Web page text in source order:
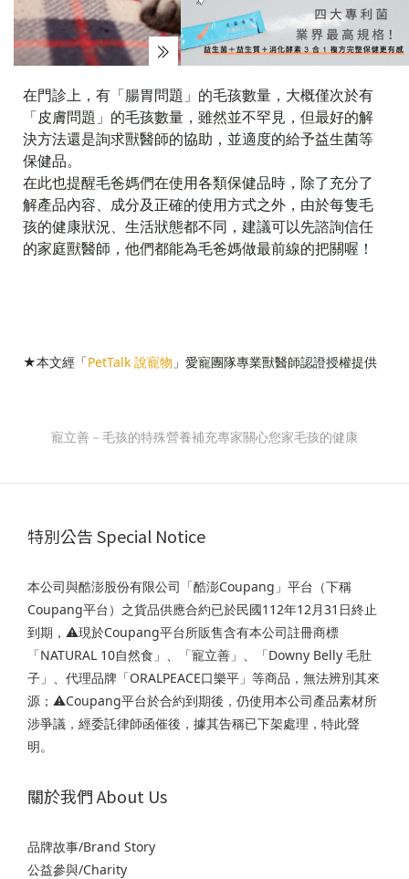
在門診上，有「腸胃問題」的毛孩數量，大概僅次於有
「皮膚問題」的毛孩數量，雖然並不罕見，但最好的解
決方法還是詢求獸醫師的協助，並適度的給予益生菌等
保健品。
在此也提醒毛爸媽們在使用各類保健品時，除了充分了
解產品內容、成分及正確的使用方式之外，由於每隻毛
孩的健康狀況、生活狀態都不同，建議可以先諮詢信任
的家庭獸醫師，他們都能為毛爸媽做最前線的把關喔！
★本文經「PetTalk 說寵物 」愛寵團隊專業獸醫師認證授權提供
寵立善－毛孩的特殊營養補充專家關心您家毛孩的健康
特別公告 Special Notice
本公司與酷澎股份有限公司「酷澎Coupang」平台（下稱
Coupang平台）之貨品供應合約已於民國112年12月31日終止
到期，⚠️現於Coupang平台所販售含有本公司註冊商標
「NATURAL 10自然食」、「寵立善」、「Downy Belly 毛肚
子」、代理品牌「ORALPEACE口樂平」等商品，無法辨別其來
源；⚠️Coupang平台於合約到期後，仍使用本公司產品素材所
涉爭議，經委託律師函催後，據其告稱已下架處理，特此聲
明。
關於我們 About Us
品牌故事/Brand Story
公益參與/Charity